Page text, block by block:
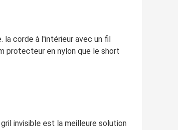
corde à l'intérieur avec un fil
protecteur en nylon que le short
invisible est la meilleure solution